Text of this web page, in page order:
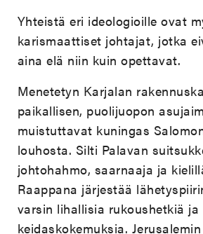
Yhteistä eri ideologioille ovat
karismaattiset johtajat, jotka
aina elä niin kuin opettavat.
Menetetyn Karjalan
paikallisen, puolijuopon
muistuttavat kuningas
louhosta. Silti Palavan
johtohahmo, saarnaaja ja
Raappana järjestää
varsin lihallisia rukoushetkiä ja
keidaskokemuksia.